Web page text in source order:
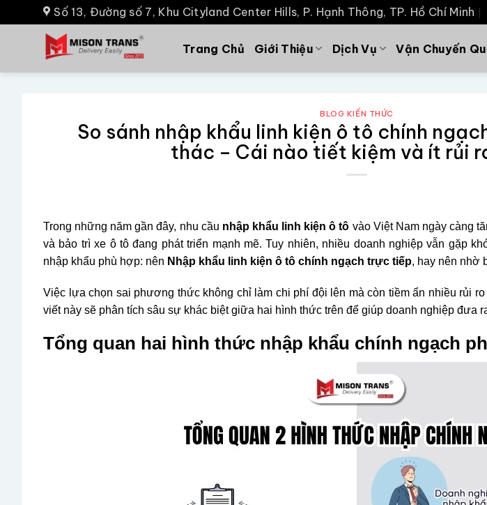
Số 13, Đường số 7, Khu Cityland Center Hills, P. Hạnh Thông, TP. Hồ Chí Minh
Trang Chủ Giới Thiệu Dịch Vụ Vận Chuyến
BLOG KIẾN THỨC
So sánh nhập khẩu linh kiện ô tô chính
thác – Cái nào tiết kiệm và ít rủi
Trong những năm gần đây, nhu cầu nhập khẩu linh kiện ô tô vào Việt Nam ngày càng
và bảo trì xe ô tô đang phát triển mạnh mẽ. Tuy nhiên, nhiều doanh nghiệp vẫn gặp
nhập khẩu phù hợp: nên Nhập khẩu linh kiện ô tô chính ngạch trực tiếp, hay nên nhờ
Việc lựa chọn sai phương thức không chỉ làm chi phí đội lên mà còn tiềm ẩn nhiều rủi
viết này sẽ phân tích sâu sự khác biệt giữa hai hình thức trên để giúp doanh nghiệp đưa
Tổng quan hai hình thức nhập khẩu chính ngạch